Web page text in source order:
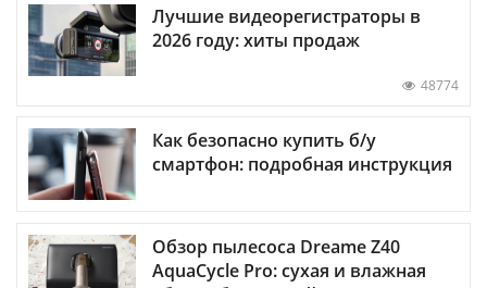
Лучшие видеорегистраторы в
2026 году: хиты продаж
48774
Как безопасно купить б/у
смартфон: подробная инструкция
Обзор пылесоса Dreame Z40
AquaCycle Pro: сухая и влажная